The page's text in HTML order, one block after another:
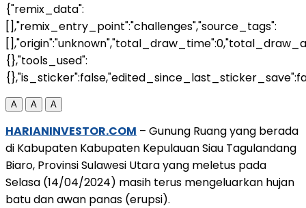
{"remix_data":
[],"remix_entry_point":"challenges","source_tags":
{},"tools_used":
A A A
HARIANINVESTOR.COM – Gunung Ruang yang berada
di Kabupaten Kabupaten Kepulauan Siau Tagulandang
Biaro, Provinsi Sulawesi Utara yang meletus pada
Selasa (14/04/2024) masih terus mengeluarkan hujan
batu dan awan panas (erupsi).